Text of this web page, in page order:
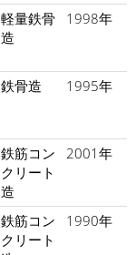
軽量鉄骨
造
1998年
鉄骨造 1995年
鉄筋コン
クリート
造
2001年
鉄筋コン
クリート
1990年